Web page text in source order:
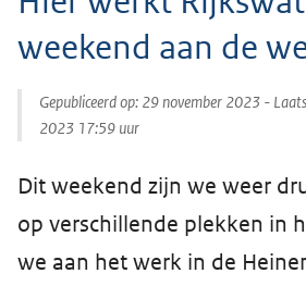
weekend aan de
Gepubliceerd op: 29 november 2023 -
2023 17:59 uur
Dit weekend zijn we weer
op verschillende plekken in
we aan het werk in de